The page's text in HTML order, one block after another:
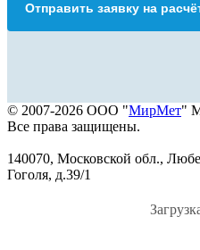
Отправить заявку на
© 2007-2026 ООО "МирМет"
Все права защищены.
140070, Московской обл.,
Гоголя, д.39/1